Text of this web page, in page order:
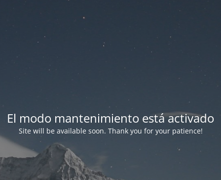
El modo mantenimiento está activado
Site will be available soon. Thank you for your patience!